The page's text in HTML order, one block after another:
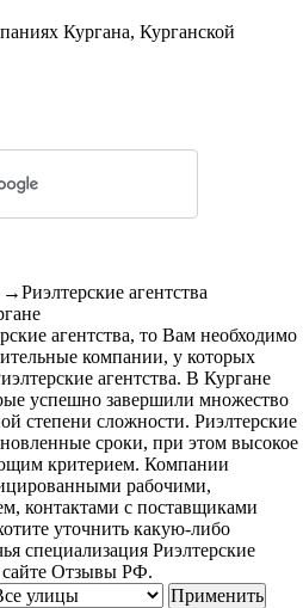
Кургана, Курганской
→Риэлтерские агентства
агентства, то Вам необходимо
компании, у которых
агентства. В Кургане
успешно завершили множество
степени сложности. Риэлтерские
сроки, при этом высокое
критерием. Компании
рабочими,
контактами с поставщиками
уточнить какую-либо
специализация Риэлтерские
сайте Отзывы РФ.